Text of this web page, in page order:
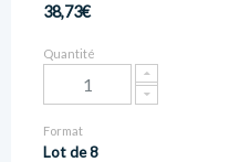
38,73€
Quantité
Format
Lot de 8